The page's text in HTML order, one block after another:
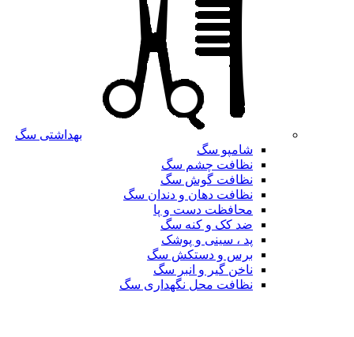
بهداشتی سگ
شامپو سگ
نظافت چشم سگ
نظافت گوش سگ
نظافت دهان و دندان سگ
محافظت دست و پا
ضد کک و کنه سگ
پد ، سینی و پوشک
برس و دستکش سگ
ناخن گیر و انبر سگ
نظافت محل نگهداری سگ